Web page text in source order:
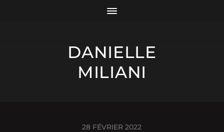
DANIELLE
MILIANI
28 FÉVRIER 2022